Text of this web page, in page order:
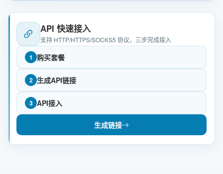
API 快速接入
支持 HTTP/HTTPS/SOCKS5 协议，三步完成接入
1 购买套餐
2 生成API链接
3 API接入
生成链接